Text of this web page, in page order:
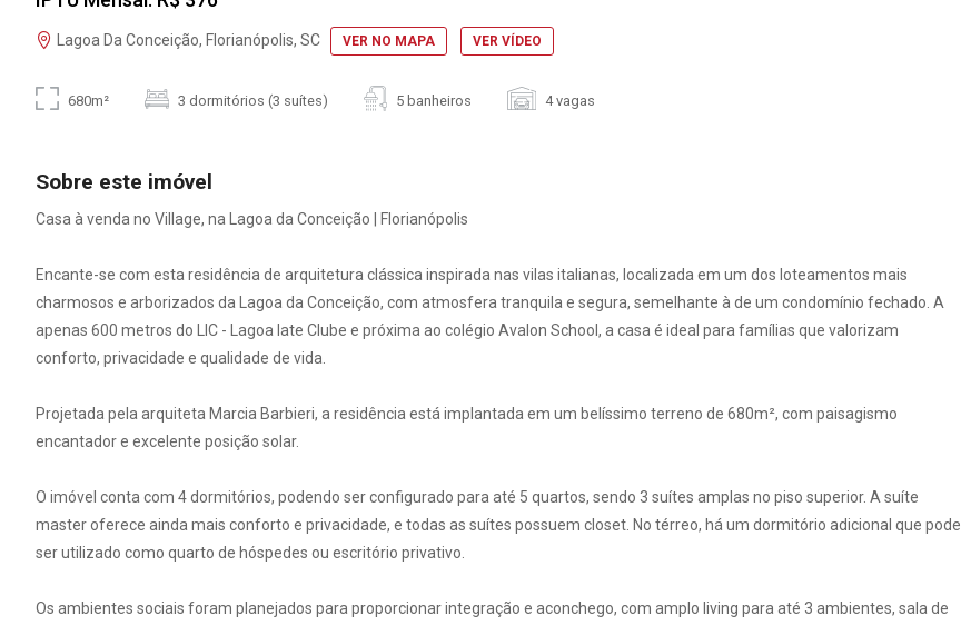
Lagoa Da Conceição, Florianópolis, SC VER NO MAPA VER VÍDEO
680m² 3 dormitórios (3 suítes) 5 banheiros 4 vagas
Sobre este imóvel
Casa à venda no Village, na Lagoa da Conceição | Florianópolis
Encante-se com esta residência de arquitetura clássica inspirada nas vilas italianas, localizada em um dos loteamentos mais
charmosos e arborizados da Lagoa da Conceição, com atmosfera tranquila e segura, semelhante à de um condomínio fechado. A
apenas 600 metros do LIC - Lagoa Iate Clube e próxima ao colégio Avalon School, a casa é ideal para famílias que valorizam
conforto, privacidade e qualidade de vida.
Projetada pela arquiteta Marcia Barbieri, a residência está implantada em um belíssimo terreno de 680m², com paisagismo
encantador e excelente posição solar.
O imóvel conta com 4 dormitórios, podendo ser configurado para até 5 quartos, sendo 3 suítes amplas no piso superior. A suíte
master oferece ainda mais conforto e privacidade, e todas as suítes possuem closet. No térreo, há um dormitório adicional que pode
ser utilizado como quarto de hóspedes ou escritório privativo.
Os ambientes sociais foram planejados para proporcionar integração e aconchego, com amplo living para até 3 ambientes, sala de